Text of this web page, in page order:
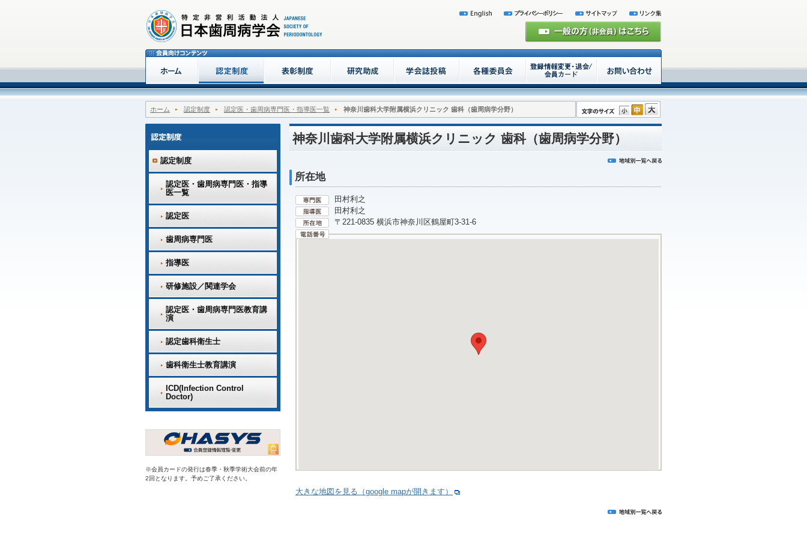
ホーム 認定制度 認定医・歯周病専門医・指導医一覧 神奈川歯科大学附属横浜クリニック 歯科（歯周病学分野）
神奈川歯科大学附属横浜クリニック 歯科（歯周病学分野）
所在地
田村利之
田村利之
〒221-0835 横浜市神奈川区鶴屋町3-31-6
大きな地図を見る（google mapが開きます）
認定制度
認定医・歯周病専門医・指導
医一覧
認定医
歯周病専門医
指導医
研修施設／関連学会
認定医・歯周病専門医教育講
演
認定歯科衛生士
歯科衛生士教育講演
ICD(Infection Control
Doctor)
※会員カードの発行は春季・秋季学術大会前の年
2回となります。予めご了承ください。